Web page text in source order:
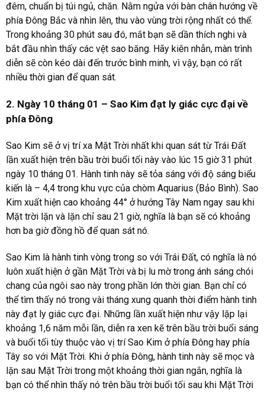
đêm, chuẩn bị túi ngủ, chăn. Nằm ngửa với bàn chân hướng về
phía Đông Bắc và nhìn lên, thu vào vùng trời rộng nhất có thể.
Trong khoảng 30 phút sau đó, mắt bạn sẽ dần thích nghi và
bắt đầu nhìn thấy các vệt sao băng. Hãy kiên nhẫn, màn trình
diễn sẽ còn kéo dài đến trước bình minh, vì vậy, bạn có rất
nhiều thời gian để quan sát.
2. Ngày 10 tháng 01 – Sao Kim đạt ly giác cực đại về
phía Đông
Sao Kim sẽ ở vị trí xa Mặt Trời nhất khi quan sát từ Trái Đất
lần xuất hiện trên bầu trời buổi tối này vào lúc 15 giờ 31 phút
ngày 10 tháng 01. Hành tinh này sẽ tỏa sáng với độ sáng biểu
kiến là – 4,4 trong khu vực của chòm Aquarius (Bảo Bình). Sao
Kim xuất hiện cao khoảng 44° ở hướng Tây Nam ngay sau khi
Mặt trời lặn và lặn chỉ sau 21 giờ, nghĩa là bạn sẽ có khoảng
hơn ba giờ đồng hồ để quan sát nó.
Sao Kim là hành tinh vòng trong so với Trái Đất, có nghĩa là nó
luôn xuất hiện ở gần Mặt Trời và bị lu mờ trong ánh sáng chói
chang của ngôi sao này trong phần lớn thời gian. Bạn chỉ có
thể tìm thấy nó trong vài tháng xung quanh thời điểm hành tinh
này đạt ly giác cực đại. Những lần xuất hiện như vậy lặp lại
khoảng 1,6 năm mỗi lần, diễn ra xen kẽ trên bầu trời buổi sáng
và buổi tối tùy thuộc vào vị trí Sao Kim ở phía Đông hay phía
Tây so với Mặt Trời. Khi ở phía Đông, hành tinh này sẽ mọc và
lặn sau Mặt Trời trong một khoảng thời gian ngắn, nghĩa là
bạn có thể nhìn thấy nó trên bầu trời buổi tối sau khi Mặt Trời